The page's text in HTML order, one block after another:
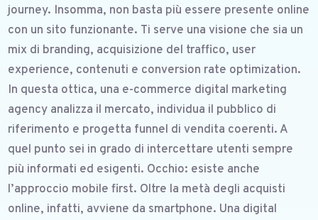
journey. Insomma, non basta più essere presente online
con un sito funzionante. Ti serve una visione che sia un
mix di branding, acquisizione del traffico, user
experience, contenuti e conversion rate optimization.
In questa ottica, una e-commerce digital marketing
agency analizza il mercato, individua il pubblico di
riferimento e progetta funnel di vendita coerenti. A
quel punto sei in grado di intercettare utenti sempre
più informati ed esigenti. Occhio: esiste anche
l’approccio mobile first. Oltre la metà degli acquisti
online, infatti, avviene da smartphone. Una digital